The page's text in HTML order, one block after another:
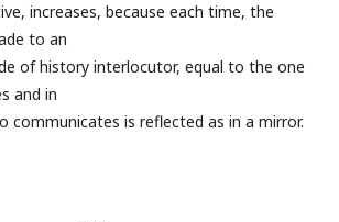
increases, because each time, the
to an
of history interlocutor, equal to the one
and in
communicates is reflected as in a mirror.